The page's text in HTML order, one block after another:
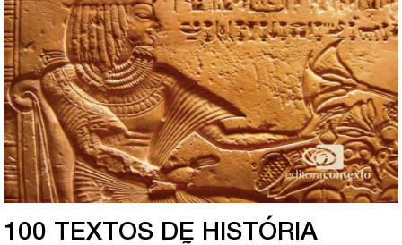
100 TEXTOS DE HISTÓRIA